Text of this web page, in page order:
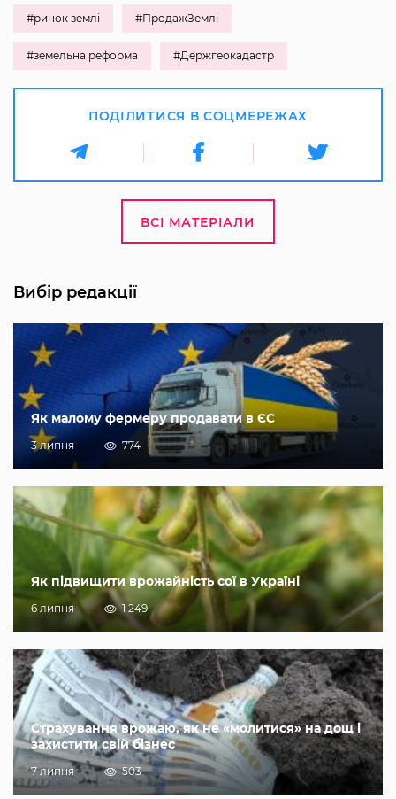
#ринок землі #ПродажЗемлі
#земельна реформа #Держгеокадастр
ПОДІЛИТИСЯ В СОЦМЕРЕЖАХ
ВСІ МАТЕРІАЛИ
Вибір редакції
Як малому фермеру продавати в ЄС
3 липня 774
Як підвищити врожайність сої в Україні
6 липня 1 249
Страхування врожаю, як не «молитися» на дощ і
захистити свій бізнес
7 липня 503